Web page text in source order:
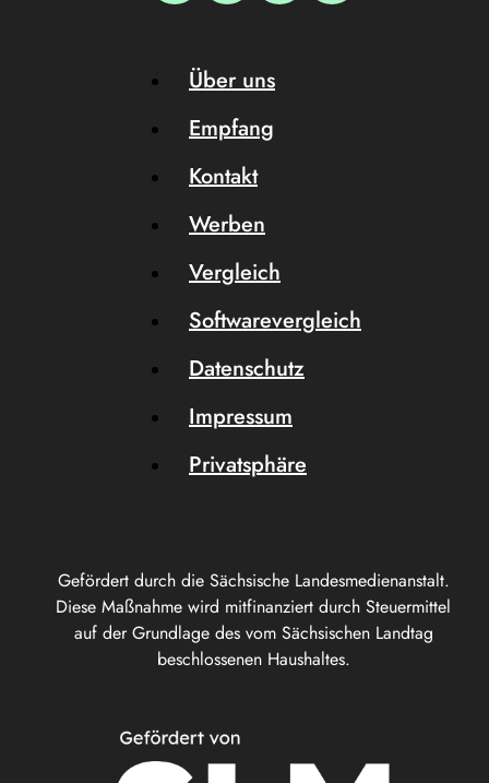
Gefördert durch die Sächsische Landesmedienanstalt.
Diese Maßnahme wird mitfinanziert durch Steuermittel
auf der Grundlage des vom Sächsischen Landtag
beschlossenen Haushaltes.
Über uns
Empfang
Kontakt
Werben
Vergleich
Softwarevergleich
Datenschutz
Impressum
Privatsphäre